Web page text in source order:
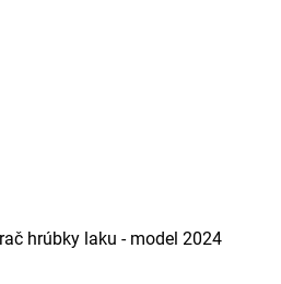
hrúbky laku - model 2024